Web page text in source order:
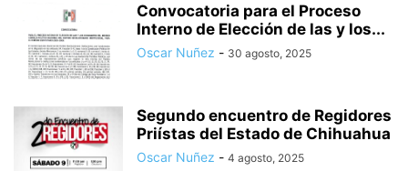
Convocatoria para el Proceso
Interno de Elección de las y los...
Oscar Nuñez - 30 agosto, 2025
Segundo encuentro de Regidores
Priístas del Estado de Chihuahua
Oscar Nuñez - 4 agosto, 2025